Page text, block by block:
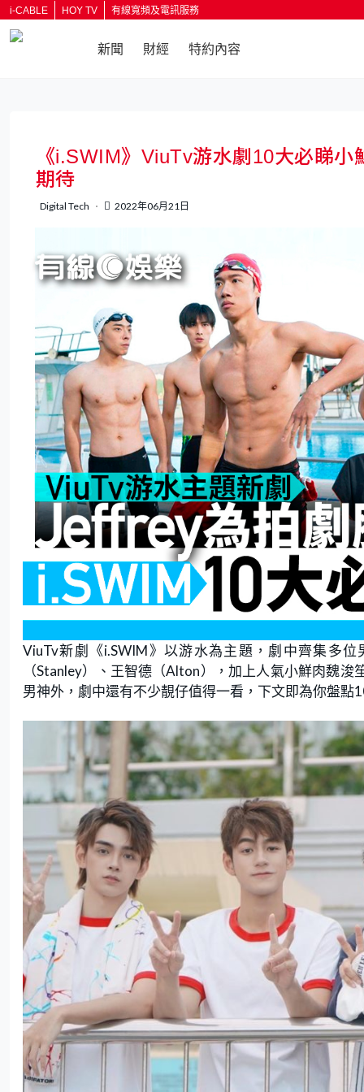
i-CABLE HOY TV 有線寬頻及電訊服務
新聞 財經 特約內容
《i.SWIM》ViuTv游水劇10大必睇
期待
Digital Tech 2022年06月21日
ViuTv新劇《i.SWIM》以游水為主題，劇中齊集多
（Stanley）、王智德（Alton），加上人氣小鮮肉魏
男神外，劇中還有不少靚仔值得一看，下文即為你盤點